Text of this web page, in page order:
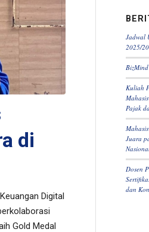
di
Digital
Gold Medal
Jadwal
2025/
Kuliah
Pajak
Juara
Dosen
dan